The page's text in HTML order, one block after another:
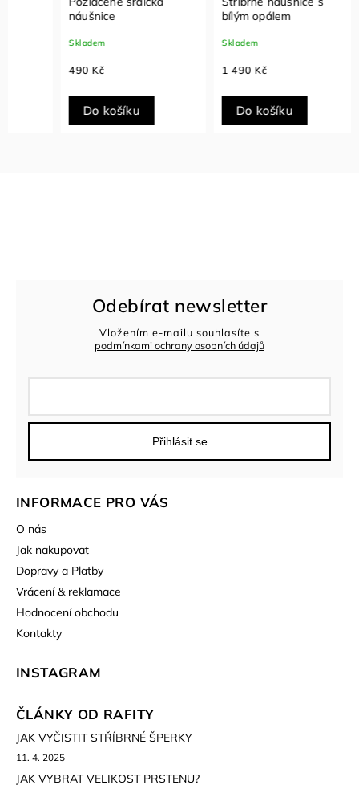
Do košíku
bílým opálem
Do košíku
INFORMACE PRO VÁS
O nás
Jak nakupovat
Dopravy a Platby
Vrácení & reklamace
Hodnocení obchodu
Kontakty
Odebírat newsletter
Vložením e-mailu souhlasíte s
podmínkami ochrany osobních údajů
Přihlásit se
INSTAGRAM
ČLÁNKY OD RAFITY
JAK VYČISTIT STŘÍBRNÉ ŠPERKY
11. 4. 2025
JAK VYBRAT VELIKOST PRSTENU?